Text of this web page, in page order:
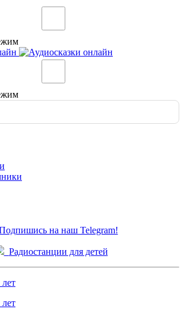
на наш Telegram!
Радиостанции для детей